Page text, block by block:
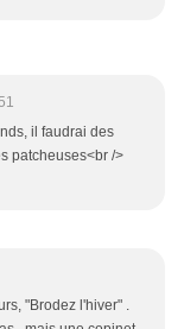
il faudrai des
patcheuses<br />
"Brodez l'hiver" .